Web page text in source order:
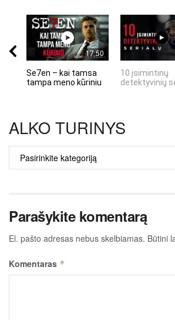
17:50
Se7en – kai tamsa
tampa meno kūriniu
10 įsimintinų
detektyvinių
ALKO TURINYS
ALKO
TURINYS
Parašykite komentarą
El. pašto adresas nebus skelbiamas. Būtini
Komentaras *